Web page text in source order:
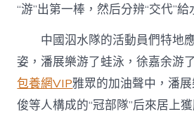
“游”出第一棒，然后分辨“交代”
中國泅水隊的活動員們特地
姿，潘展樂游了蛙泳，徐嘉余游
包養網VIP雅眾的加油聲中，潘
俊等人構成的“冠部隊”后來居上獲